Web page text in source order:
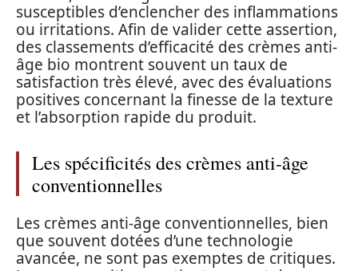
susceptibles d’enclencher des inflammations
ou irritations. Afin de valider cette assertion,
des classements d’efficacité des crèmes anti-
âge bio montrent souvent un taux de
satisfaction très élevé, avec des évaluations
positives concernant la finesse de la texture
et l’absorption rapide du produit.
Les spécificités des crèmes anti-âge
conventionnelles
Les crèmes anti-âge conventionnelles, bien
que souvent dotées d’une technologie
avancée, ne sont pas exemptes de critiques.